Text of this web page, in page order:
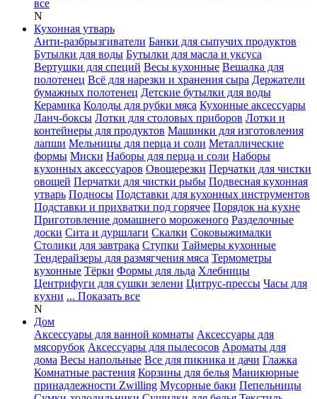
все
N
Кухонная утварь
Анти-разбрызгиватели Банки для сыпучих продуктов
Бутылки для воды Бутылки для масла и уксуса
Вертушки для специй Весы кухонные Вешалка для
полотенец Всё для нарезки и хранения сыра Держатели
бумажных полотенец Детские бутылки для воды
Керамика Колоды для рубки мяса Кухонные аксессуары
Ланч-боксы Лотки для столовых приборов Лотки и
контейнеры для продуктов Машинки для изготовления
лапши Мельницы для перца и соли Металлические
формы Миски Наборы для перца и соли Наборы
кухонных аксессуаров Овощерезки Перчатки для чистки
овощей Перчатки для чистки рыбы Подвесная кухонная
утварь Подносы Подставки для кухонных инструментов
Подставки и прихватки под горячее Порядок на кухне
Приготовление домашнего мороженого Разделочные
доски Сита и дуршлаги Скалки Соковыжималки
Столики для завтрака Ступки Таймеры кухонные
Тендерайзеры для размягчения мяса Термометры
кухонные Тёрки Формы для льда Хлебницы
Центрифуги для сушки зелени Цитрус-прессы Часы для
кухни ... Показать все
N
Дом
Аксессуары для ванной комнаты Аксессуары для
мясорубок Аксессуары для пылесосов Ароматы для
дома Весы напольные Все для пикника и дачи Глажка
Комнатные растения Корзины для белья Маникюрные
принадлежности Zwilling Мусорные баки Пепельницы